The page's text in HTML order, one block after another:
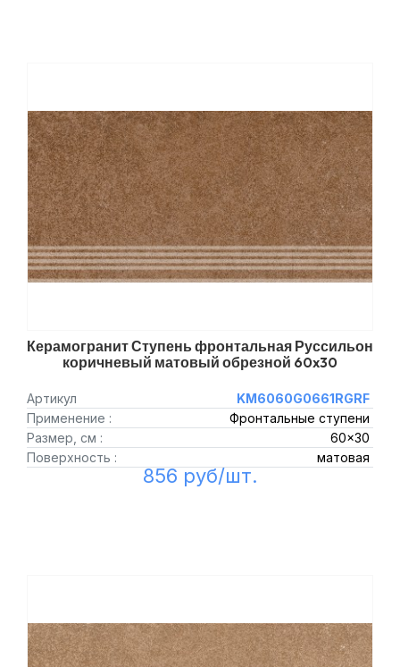
Керамогранит Ступень фронтальная Руссильон
коричневый матовый обрезной 60x30
Артикул
KM6060G0661RGRF
Применение :
Фронтальные ступени
Размер, см :
60x30
Поверхность :
матовая
856 руб/шт.